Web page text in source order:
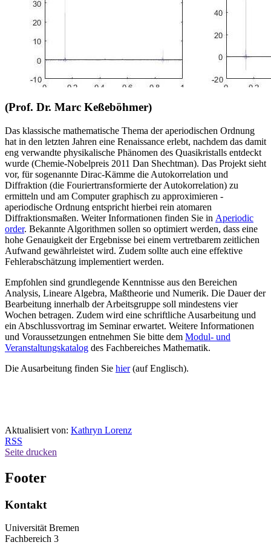
(Prof. Dr. Marc Keßeböhmer)
Das klassische mathematische Thema der aperiodischen Ordnung
hat in den letzten Jahren eine Renaissance erlebt, nachdem das damit
eng verwandte physikalische Phänomen des Quasikristalls entdeckt
wurde (Chemie-Nobelpreis 2011 Dan Shechtman). Das Projekt sieht
vor, für sogenannte Dirac-Kämme die Autokorrelation und
Diffraktion (die Fouriertransformierte der Autokorrelation) zu
ermitteln und am Computer graphisch zu approximieren -
aperiodische Ordnung entspricht hierbei rein atomaren
Diffraktionsmaßen. Weiter Informationen finden Sie in Aperiodic
order. Bekannte Algorithmen sollen so optimiert werden, dass eine
hohe Genauigkeit der Ergebnisse bei einem vertretbarem zeitlichen
Aufwand gewährleistet wird. Zudem sollte auch eine effektive
Fehlerabschätzung implementiert werden.
Empfohlen sind grundlegende Kenntnisse aus den Bereichen
Analysis, Lineare Algebra, Maßtheorie und Numerik. Die Dauer der
Bearbeitung innerhalb der Arbeitsgruppe soll mindestens vier
Wochen betragen. Zudem wird eine schriftliche Ausarbeitung und
ein Abschlussvortrag im Seminar erwartet. Weitere Informationen
und Voraussetzungen entnehmen Sie bitte dem Modul- und
Veranstaltungskatalog des Fachbereiches Mathematik.
Die Ausarbeitung finden Sie hier(auf Englisch).
Aktualisiert von: Kathryn Lorenz
RSS
Seite drucken
Footer
Kontakt
Universität Bremen
Fachbereich 3